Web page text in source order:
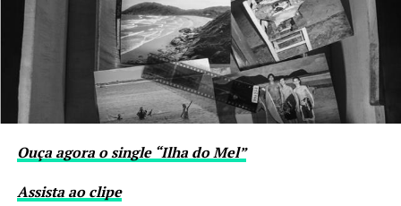
Ouça agora o single “Ilha do Mel”
Assista ao clipe